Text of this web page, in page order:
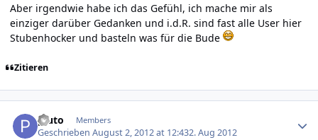
Aber irgendwie habe ich das Gefühl, ich mache mir als
einziger darüber Gedanken und i.d.R. sind fast alle User hier
Stubenhocker und basteln was für die Bude
Zitieren
pluto Members
GeschriebenAugust 2, 2012 at 12:432. Aug 2012